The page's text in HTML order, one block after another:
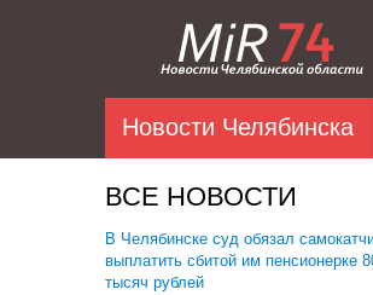
Новости Челябинска
ВСЕ НОВОСТИ
В Челябинске суд обязал
выплатить сбитой им пенсионерке
тысяч рублей